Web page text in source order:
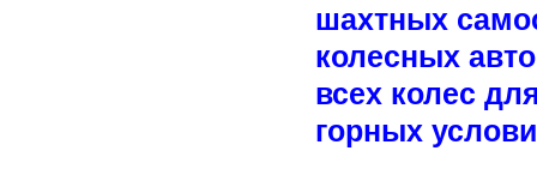
шахтных
колесных
всех колес
горных